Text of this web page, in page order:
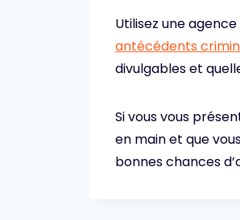
Utilisez une
antécédents
divulgables et
Si vous vous
en main et que
bonnes chances